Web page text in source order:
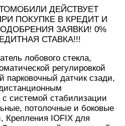
ДЕЙСТВУЕТ
ПОКУПКЕ В КРЕДИТ И
ЗАЯВКИ! 0%
СТАВКА!!!
лобового стекла,
регулировкой
парковочный датчик сзади,
системой стабилизации
потолочные и боковые
Крепления IOFIX для